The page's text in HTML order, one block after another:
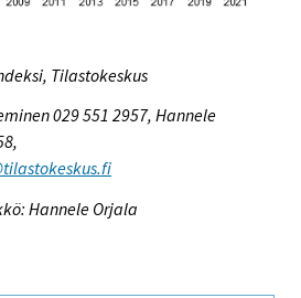
Tilastokeskus
029 551 2957, Hannele
Hannele Orjala